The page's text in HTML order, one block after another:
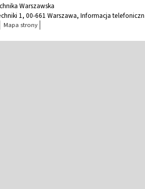
Warszawska
1, 00-661 Warszawa, Informacja
Mapa strony